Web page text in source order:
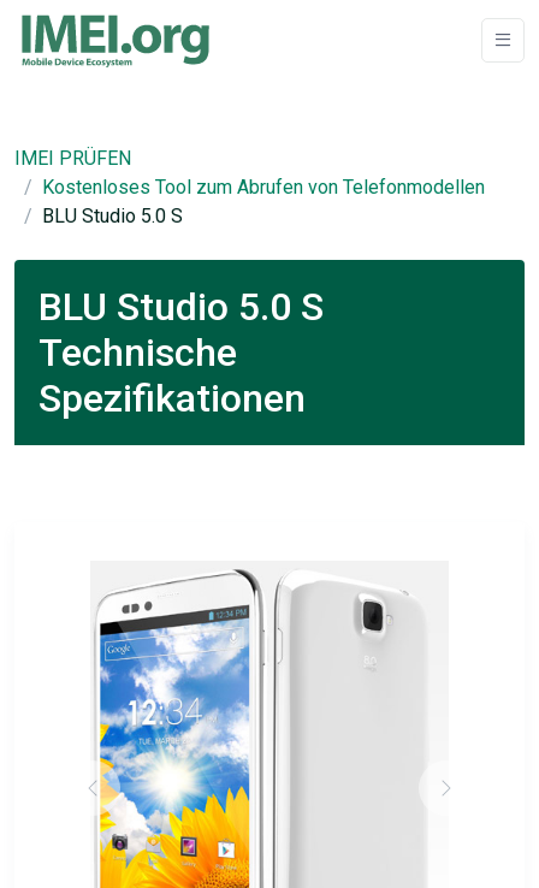
IMEI PRÜFEN
Kostenloses Tool zum Abrufen von Telefonmodellen
BLU Studio 5.0 S
BLU Studio 5.0 S
Technische
Spezifikationen